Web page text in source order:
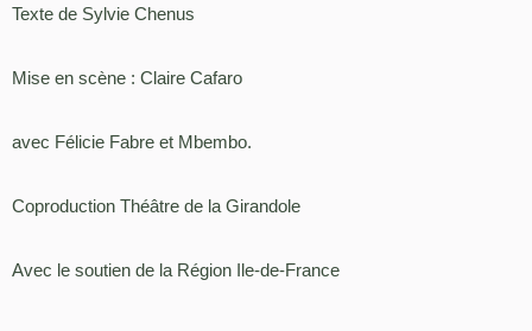
Texte de Sylvie Chenus
Mise en scène : Claire Cafaro
avec Félicie Fabre et Mbembo.
Coproduction Théâtre de la Girandole
Avec le soutien de la Région Ile-de-France